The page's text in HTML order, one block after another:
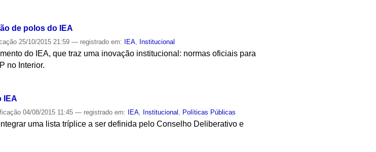
de polos do IEA
25/10/2015 21:59— registrado em: IEA, Institucional
do IEA, que traz uma inovação institucional: normas oficiais para
no Interior.
IEA
04/08/2015 11:45— registrado em: IEA Institucional Políticas Públicas
uma lista tríplice a ser definida pelo Conselho Deliberativo e